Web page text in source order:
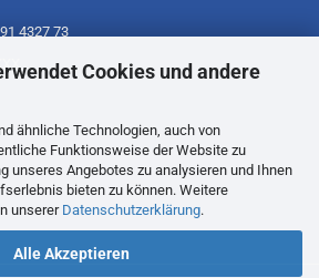
Cookies und andere
ähnliche Technologien, auch von
Funktionsweise der Website zu
unseres Angebotes zu analysieren und Ihnen
bieten zu können. Weitere
unserer Datenschutzerklärung.
Alle Akzeptieren
4327 73